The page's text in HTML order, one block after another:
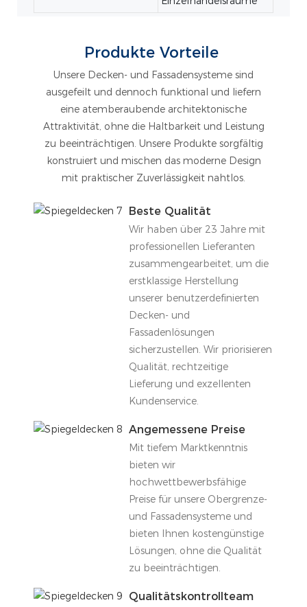
Produkte Vorteile
Unsere Decken- und Fassadensysteme sind
ausgefeilt und dennoch funktional und liefern
eine atemberaubende architektonische
Attraktivität, ohne die Haltbarkeit und Leistung
zu beeinträchtigen. Unsere Produkte sorgfältig
konstruiert und mischen das moderne Design
mit praktischer Zuverlässigkeit nahtlos.
Beste Qualität
Wir haben über 23 Jahre mit
professionellen Lieferanten
zusammengearbeitet, um die
erstklassige Herstellung
unserer benutzerdefinierten
Decken- und
Fassadenlösungen
sicherzustellen. Wir priorisieren
Qualität, rechtzeitige
Lieferung und exzellenten
Kundenservice.
Angemessene Preise
Mit tiefem Marktkenntnis
bieten wir
hochwettbewerbsfähige
Preise für unsere Obergrenze-
und Fassadensysteme und
bieten Ihnen kostengünstige
Lösungen, ohne die Qualität
zu beeinträchtigen.
Qualitätskontrollteam